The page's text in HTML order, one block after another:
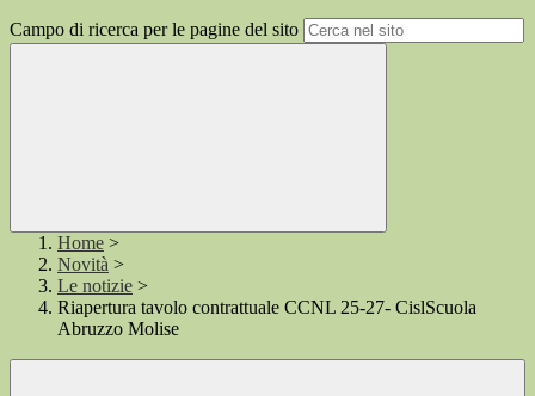
Campo di ricerca per le pagine del sito
Home >
Novità >
Le notizie >
Riapertura tavolo contrattuale CCNL 25-27- CislScuola
Abruzzo Molise